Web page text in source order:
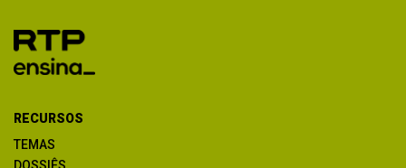
RECURSOS
TEMAS
DOSSIÊS